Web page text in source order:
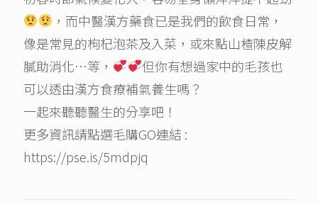
，而中醫漢方藥食已是我們的飲食日常，
像是常見的枸杞泡茶及入菜，或來點山楂陳皮解
膩助消化…等，
但你有想過家中的毛孩也
可以透由漢方食療補氣養生嗎？
一起來聽聽醫生的分享吧！
更多資訊請點選毛購GO連結 :
https://pse.is/5mdpjq